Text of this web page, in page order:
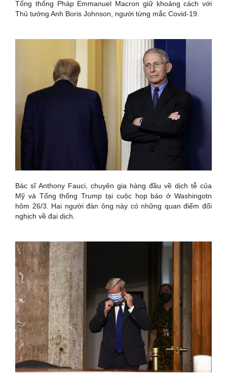
Tổng thống Pháp Emmanuel Macron giữ khoảng cách với
Thủ tướng Anh Boris Johnson, người từng mắc Covid-19.
Bác sĩ Anthony Fauci, chuyên gia hàng đầu về dịch tễ của
Mỹ và Tổng thống Trump tại cuộc họp báo ở Washingotn
hôm 26/3. Hai người đàn ông này có những quan điểm đối
nghịch về đại dịch.